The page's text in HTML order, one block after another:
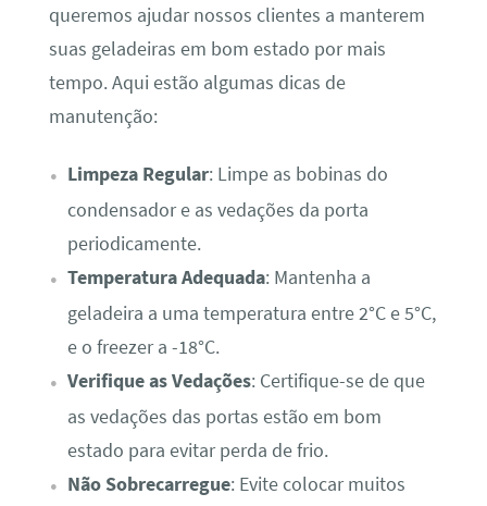
queremos ajudar nossos clientes a manterem
suas geladeiras em bom estado por mais
tempo. Aqui estão algumas dicas de
manutenção:
Limpeza Regular: Limpe as bobinas do
condensador e as vedações da porta
periodicamente.
Temperatura Adequada: Mantenha a
geladeira a uma temperatura entre 2°C e 5°C,
e o freezer a -18°C.
Verifique as Vedações: Certifique-se de que
as vedações das portas estão em bom
estado para evitar perda de frio.
Não Sobrecarregue: Evite colocar muitos